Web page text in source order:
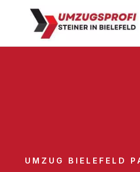
UMZUG BIELEFELD